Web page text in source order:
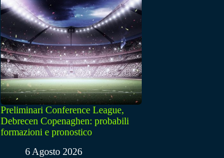
Preliminari Conference League,
Debrecen Copenaghen: probabili
formazioni e pronostico
6 Agosto 2026